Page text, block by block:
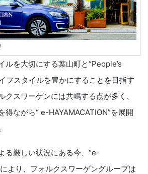
を大切にする葉山町と“People’s
フスタイルを豊かにすることを目指す
クスワーゲンには共鳴する点が多く、
得ながら“ e-HAYAMACATION”を展開
る厳しい状況にある今、“e-
より、フォルクスワーゲングループは